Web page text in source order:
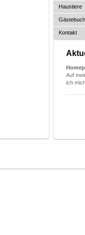
Haustiere
Gästebuch
Kontakt
Auf
ich